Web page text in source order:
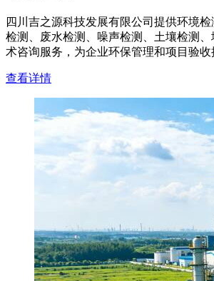
四川吉之源科技发展有限公司提供环境
检测、废水检测、噪声检测、土壤检测
术咨询服务，为企业环保管理和项目验收
查看详情